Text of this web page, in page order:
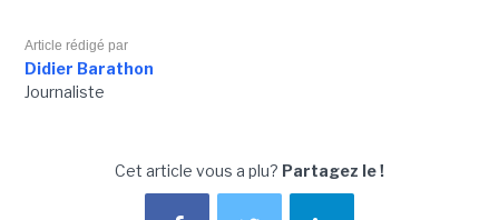
Article rédigé par
Didier Barathon
Journaliste
Cet article vous a plu? Partagez le !